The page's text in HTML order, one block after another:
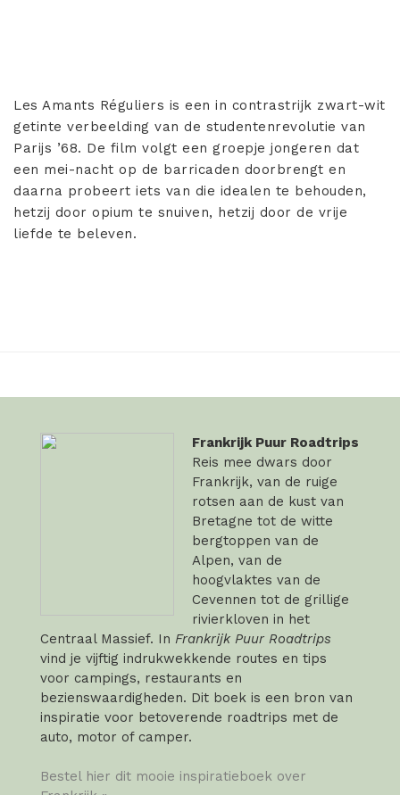
Les Amants Réguliers is een in contrastrijk zwart-wit
getinte verbeelding van de studentenrevolutie van
Parijs ’68. De film volgt een groepje jongeren dat
een mei-nacht op de barricaden doorbrengt en
daarna probeert iets van die idealen te behouden,
hetzij door opium te snuiven, hetzij door de vrije
liefde te beleven.
Frankrijk Puur Roadtrips
Reis mee dwars door
Frankrijk, van de ruige
rotsen aan de kust van
Bretagne tot de witte
bergtoppen van de
Alpen, van de
hoogvlaktes van de
Cevennen tot de grillige
rivierkloven in het
Centraal Massief. In Frankrijk Puur Roadtrips
vind je vijftig indrukwekkende routes en tips
voor campings, restaurants en
bezienswaardigheden. Dit boek is een bron van
inspiratie voor betoverende roadtrips met de
auto, motor of camper.
Bestel hier dit mooie inspiratieboek over